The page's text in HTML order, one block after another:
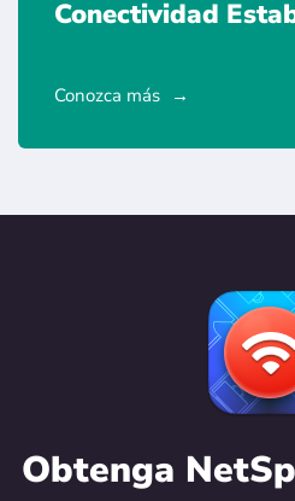
Conectividad
Conozca más
Obtenga